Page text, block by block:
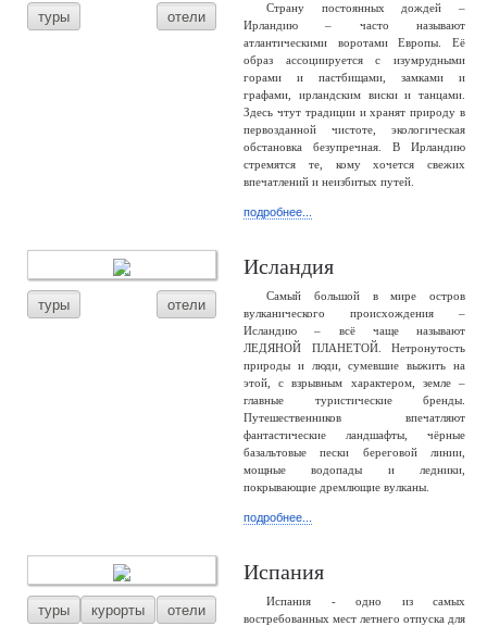
туры отели
Страну постоянных дождей –
Ирландию – часто называют
атлантическими воротами Европы. Её
образ ассоциируется с изумрудными
горами и пастбищами, замками и
графами, ирландским виски и танцами.
Здесь чтут традиции и хранят природу в
первозданной чистоте, экологическая
обстановка безупречная. В Ирландию
стремятся те, кому хочется свежих
впечатлений и неизбитых путей.
подробнее...
туры отели
Исландия
Самый большой в мире остров
вулканического происхождения –
Исландию – всё чаще называют
ЛЕДЯНОЙ ПЛАНЕТОЙ. Нетронутость
природы и люди, сумевшие выжить на
этой, с взрывным характером, земле –
главные туристические бренды.
Путешественников впечатляют
фантастические ландшафты, чёрные
базальтовые пески береговой линии,
мощные водопады и ледники,
покрывающие дремлющие вулканы.
подробнее...
туры курорты отели
Испания
Испания - одно из самых
востребованных мест летнего отпуска для